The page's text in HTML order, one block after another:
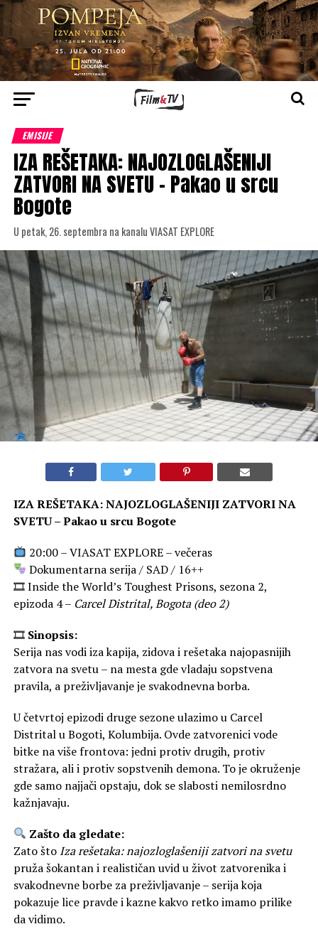
EMISIJE
IZA REŠETAKA: NAJOZLOGLAŠENIJI
ZATVORI NA SVETU – Pakao u srcu
Bogote
U petak, 26. septembra na kanalu VIASAT EXPLORE
IZA REŠETAKA: NAJOZLOGLAŠENIJI ZATVORI NA
SVETU – Pakao u srcu Bogote
20:00 – VIASAT EXPLORE – večeras
Dokumentarna serija / SAD / 16++
🎞 Inside the World’s Toughest Prisons, sezona 2,
epizoda 4 – Carcel Distrital, Bogota (deo 2)
🎞 Sinopsis:
Serija nas vodi iza kapija, zidova i rešetaka najopasnijih
zatvora na svetu – na mesta gde vladaju sopstvena
pravila, a preživljavanje je svakodnevna borba.
U četvrtoj epizodi druge sezone ulazimo u Carcel
Distrital u Bogoti, Kolumbija. Ovde zatvorenici vode
bitke na više frontova: jedni protiv drugih, protiv
stražara, ali i protiv sopstvenih demona. To je okruženje
gde samo najjači opstaju, dok se slabosti nemilosrdno
kažnjavaju.
Zašto da gledate:
Zato što Iza rešetaka: najozloglašeniji zatvori na svetu
pruža šokantan i realističan uvid u život zatvorenika i
svakodnevne borbe za preživljavanje – serija koja
pokazuje lice pravde i kazne kakvo retko imamo prilike
da vidimo.